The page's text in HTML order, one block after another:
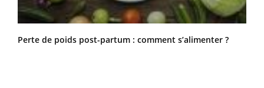
Perte de poids post-partum : comment s’alimenter ?